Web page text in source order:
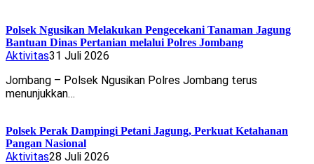
Polsek Ngusikan Melakukan Pengecekani Tanaman Jagung
Bantuan Dinas Pertanian melalui Polres Jombang
Aktivitas31 Juli 2026
Jombang – Polsek Ngusikan Polres Jombang terus
menunjukkan…
Polsek Perak Dampingi Petani Jagung, Perkuat Ketahanan
Pangan Nasional
Aktivitas28 Juli 2026